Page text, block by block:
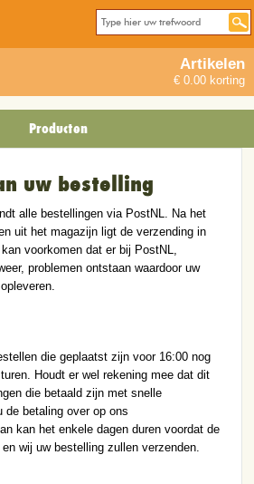
Artikelen
€ 0.00 korting
Producten
uw bestelling
alle bestellingen via PostNL. Na het
uit het magazijn ligt de verzending in
voorkomen dat er bij PostNL,
problemen ontstaan waardoor uw
die geplaatst zijn voor 16:00 nog
Houdt er wel rekening mee dat dit
die betaald zijn met snelle
de betaling over op ons
kan het enkele dagen duren voordat de
wij uw bestelling zullen verzenden.